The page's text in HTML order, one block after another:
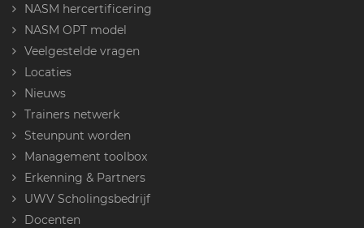
NASM hercertificering
NASM OPT model
Veelgestelde vragen
Locaties
Nieuws
Trainers netwerk
Steunpunt worden
Management toolbox
Erkenning & Partners
UWV Scholingsbedrijf
Docenten